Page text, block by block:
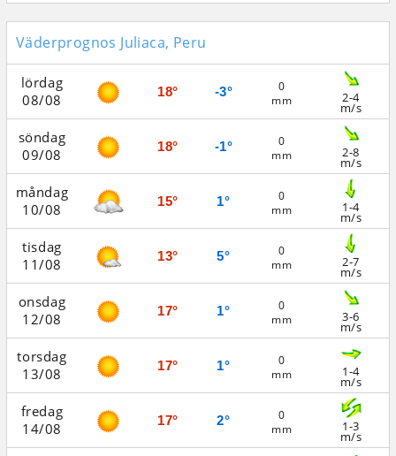
Väderprognos Juliaca, Peru
lördag
08/08
söndag
09/08
måndag
10/08
tisdag
11/08
onsdag
12/08
torsdag
13/08
fredag
14/08
18°
18°
15°
13°
17°
17°
17°
-3°
-1°
1°
5°
1°
1°
2°
0
mm
0
mm
0
mm
0
mm
0
mm
0
mm
0
mm
2-4
m/s
2-8
m/s
1-4
m/s
2-7
m/s
3-6
m/s
1-4
m/s
1-3
m/s